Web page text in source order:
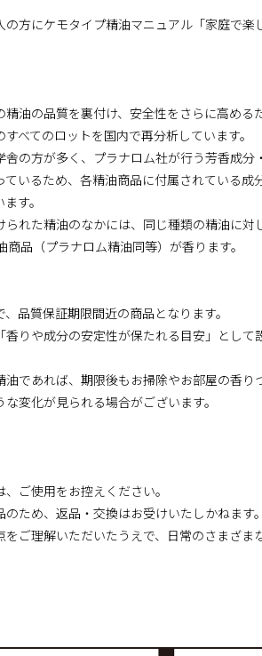
方にケモタイプ精油マニュアル「家庭で
油の品質を裏付け、安全性をさらに高め
べてのロットを国内で再分析しています。
舎の方が多く、プラナロム社が行う芳香成
いるため、各精油商品に付属されている
す。
れた精油のなかには、同じ種類の精油に
商品（プラナロム精油同等）が香ります。
品質保証期限間近の商品となります。
りや成分の安定性が保たれる目安」とし
であれば、期限後もお掃除やお部屋の香り
変化が見られる場合がございます。
ご使用をお控えください。
ため、返品・交換はお受けいたしかねます
ご理解いただいたうえで、日常のさまざま